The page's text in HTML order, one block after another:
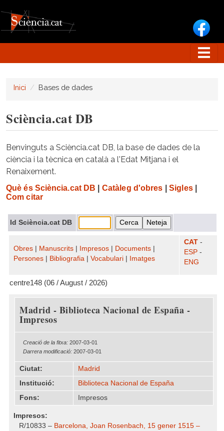
Inici Bases de dades
Sciència.cat DB
Benvinguts a Sciència.cat DB, la base de dades de la
ciència i la tècnica en català a l'Edat Mitjana i el
Renaixement.
Què és Sciència.cat DB Catàleg d'obres Sigles|
Com citar
Id Sciència.cat DB
Obres Manuscrits Impresos Documents
Persones
Bibliografia Vocabulari Imatges
CAT -
ESP -
ENG
centre148 (06 / August / 2026)
Madrid - Biblioteca Nacional de España -
Impresos
Creació de la fitxa: 2007-03-01
Darrera modificació: 2007-03-01
Ciutat:
Madrid
Institució:
Biblioteca Nacional de España
Fons:
Impresos
Impresos:
R/10833 – Barcelona, Joan Rosenbach, 15 gener 1515 –